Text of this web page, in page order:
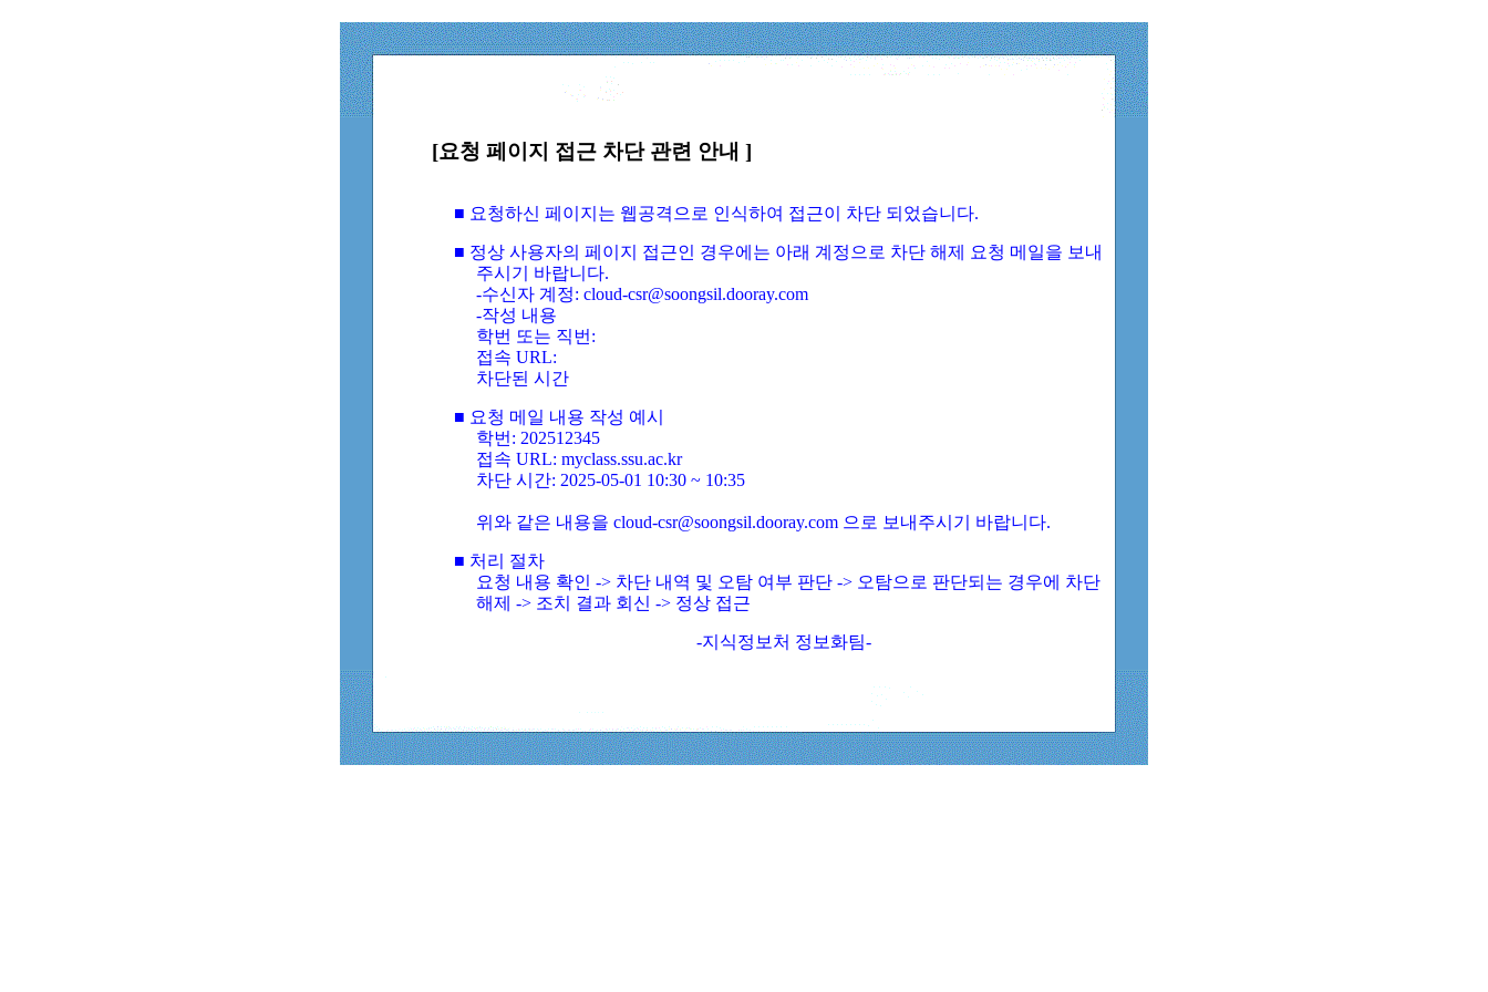
[요청 페이지 접근 차단 관련 안내 ]
■ 요청하신 페이지는 웹공격으로 인식하여 접근이 차단 되었습니다.
■ 정상 사용자의 페이지 접근인 경우에는 아래 계정으로 차단 해제 요청 메일을 보내
주시기 바랍니다.
-수신자 계정: cloud-csr@soongsil.dooray.com
-작성 내용
학번 또는 직번:
접속 URL:
차단된 시간
■ 요청 메일 내용 작성 예시
학번: 202512345
접속 URL: myclass.ssu.ac.kr
차단 시간: 2025-05-01 10:30 ~ 10:35
위와 같은 내용을 cloud-csr@soongsil.dooray.com 으로 보내주시기 바랍니다.
■ 처리 절차
요청 내용 확인 -> 차단 내역 및 오탐 여부 판단 -> 오탐으로 판단되는 경우에 차단
해제 -> 조치 결과 회신 -> 정상 접근
-지식정보처 정보화팀-